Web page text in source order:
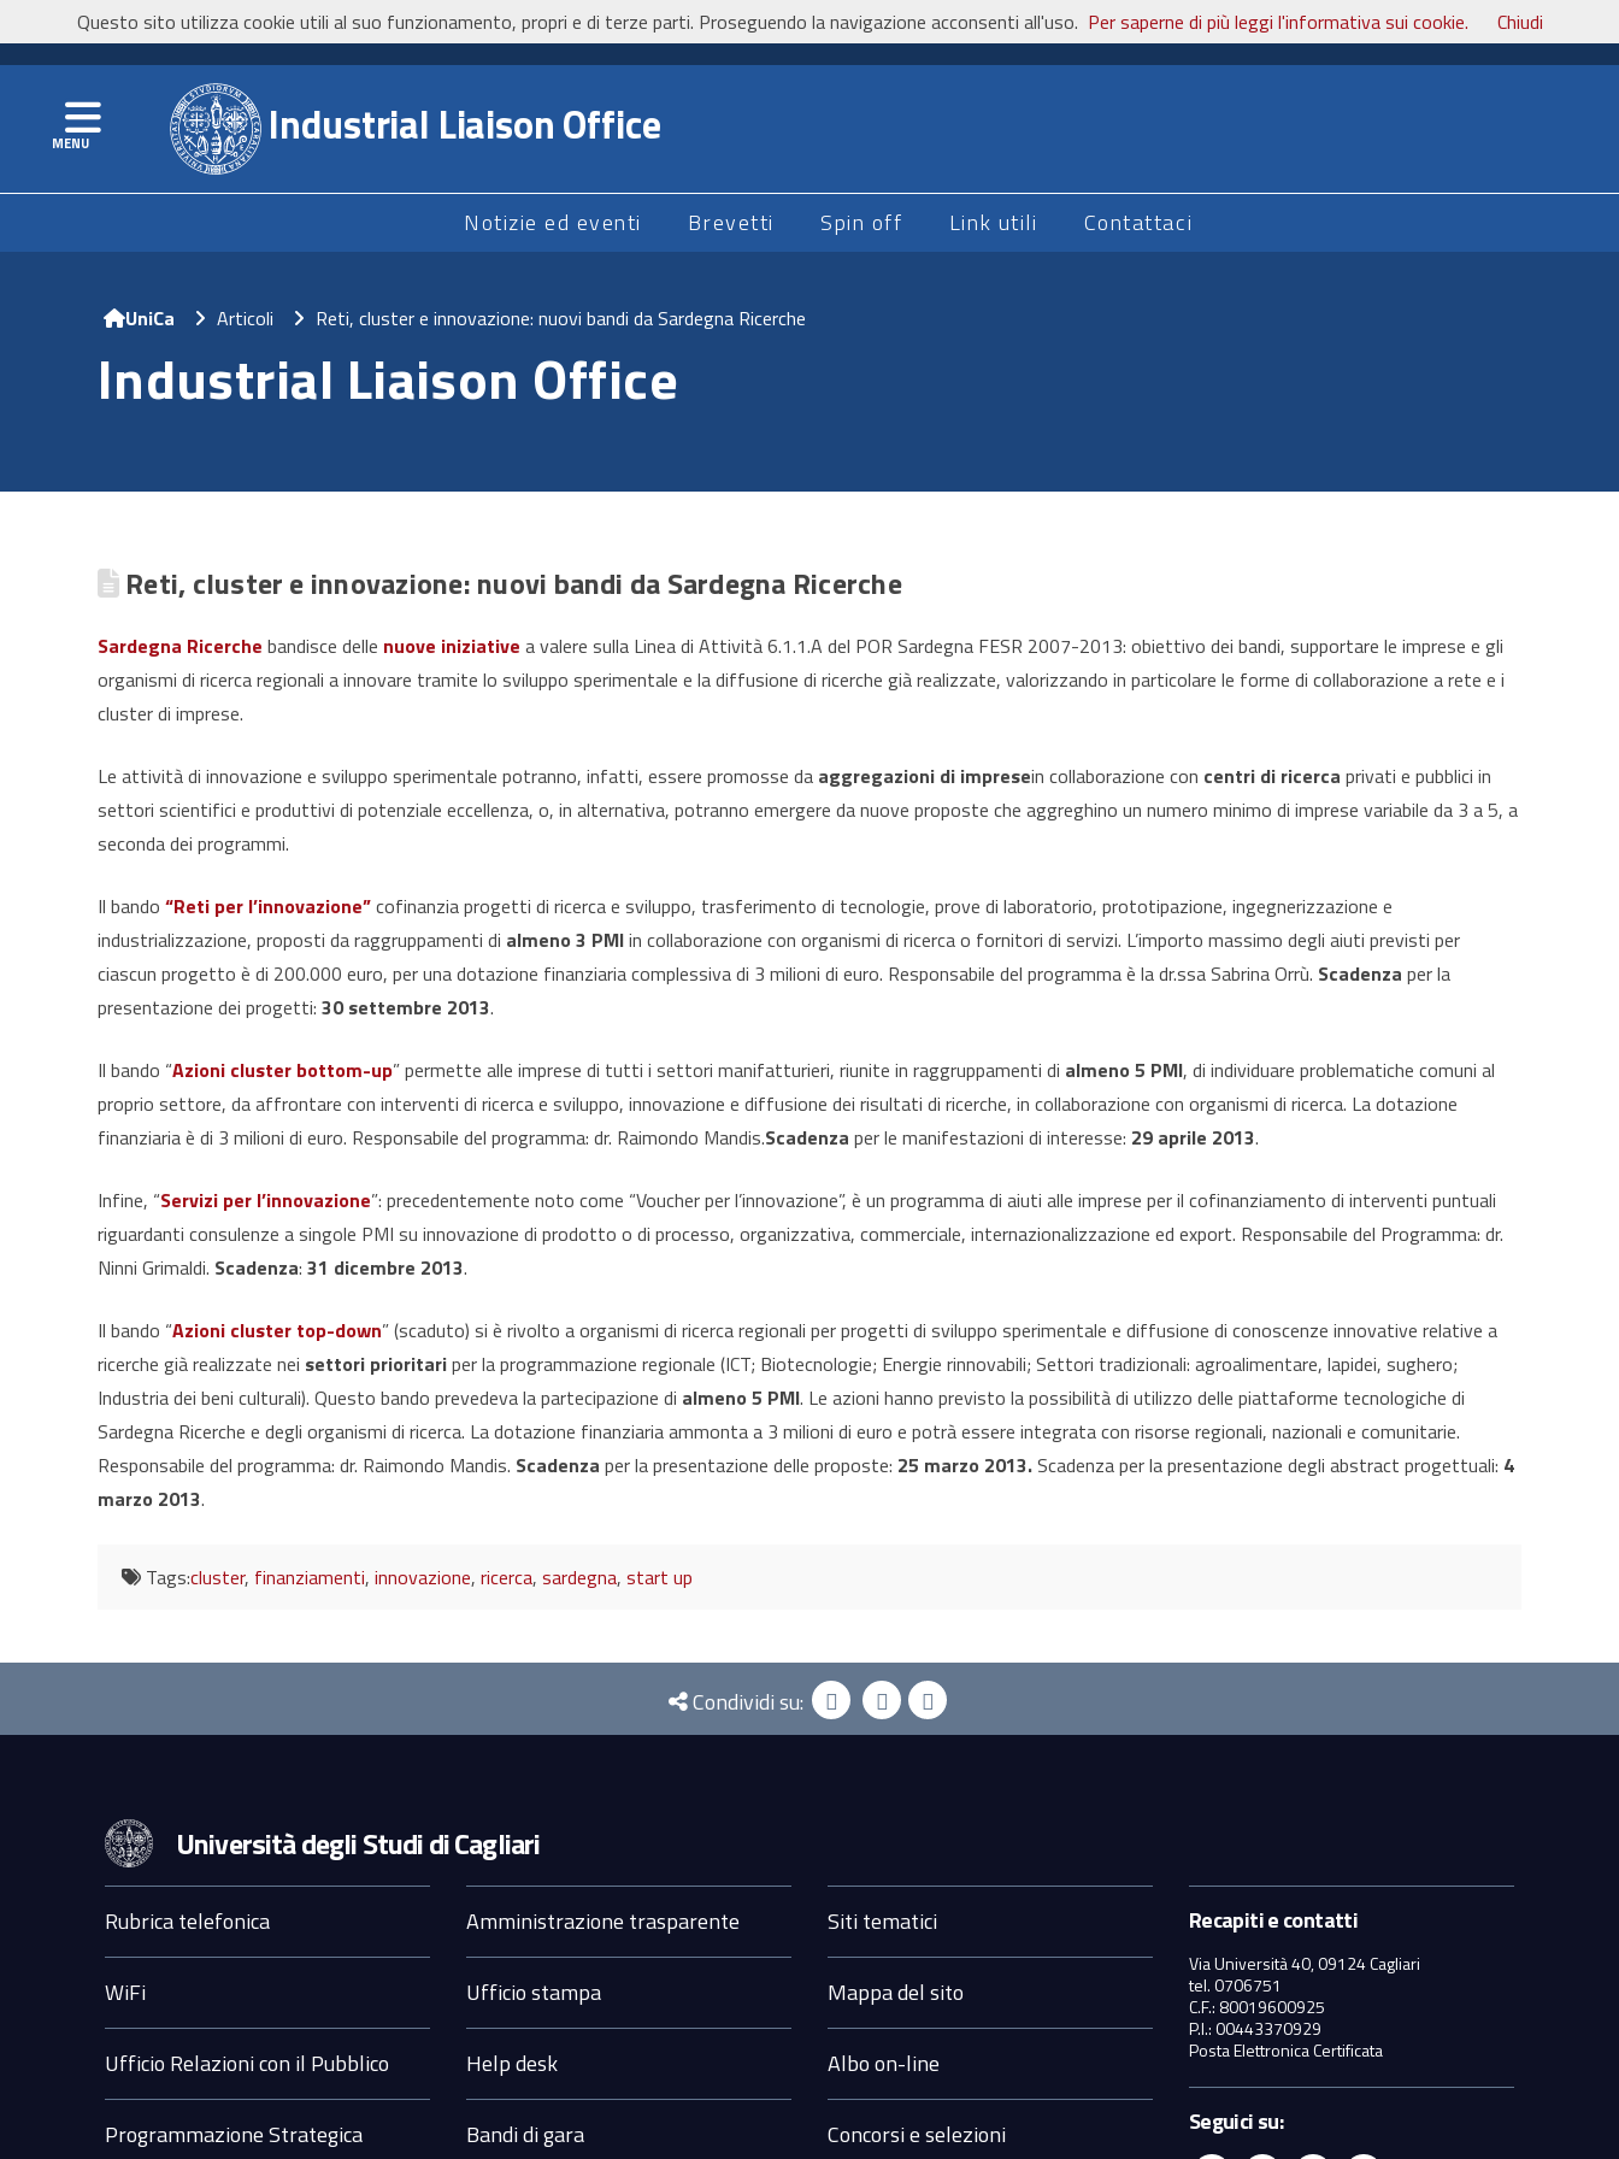
UniCa- Università degli Studi di Cagliari
Industrial Liaison Office
Navigation
Notizie ed eventi Brevetti Spin off Link utili Contattaci
Industrial Liaison Office
HomeArticoli Reti, cluster e innovazione: nuovi bandi da Sardegna Ricerche
Reti, cluster e innovazione: nuovi bandi da Sardegna Ricerche
Sardegna Ricerche bandisce delle nuove iniziative a valere sulla Linea di Attività 6.1.1.A del POR Sardegna FESR 2007-2013: obiettivo dei bandi, supportare le imprese e gli
organismi di ricerca regionali a innovare tramite lo sviluppo sperimentale e la diffusione di ricerche già realizzate, valorizzando in particolare le forme di collaborazione a rete e i
cluster di imprese.
Le attività di innovazione e sviluppo sperimentale potranno, infatti, essere promosse da aggregazioni di impresein collaborazione con centri di ricerca privati e pubblici in
settori scientifici e produttivi di potenziale eccellenza, o, in alternativa, potranno emergere da nuove proposte che aggreghino un numero minimo di imprese variabile da 3 a 5, a
seconda dei programmi.
Il bando “Reti per l’innovazione”cofinanzia progetti di ricerca e sviluppo, trasferimento di tecnologie, prove di laboratorio, prototipazione, ingegnerizzazione e
industrializzazione, proposti da raggruppamenti di almeno 3 PMIin collaborazione con organismi di ricerca o fornitori di servizi. L’importo massimo degli aiuti previsti per
ciascun progetto è di 200.000 euro, per una dotazione finanziaria complessiva di 3 milioni di euro. Responsabile del programma è la dr.ssa Sabrina Orrù. Scadenza per la
presentazione dei progetti: 30 settembre 2013.
Il bando “Azioni cluster bottom-up” permette alle imprese di tutti i settori manifatturieri, riunite in raggruppamenti di almeno 5 PMI, di individuare problematiche comuni al
proprio settore, da affrontare con interventi di ricerca e sviluppo, innovazione e diffusione dei risultati di ricerche, in collaborazione con organismi di ricerca. La dotazione
finanziaria è di 3 milioni di euro. Responsabile del programma: dr. Raimondo Mandis.Scadenza per le manifestazioni di interesse: 29 aprile 2013.
Infine, “Servizi per l’innovazione”: precedentemente noto come “Voucher per l’innovazione”, è un programma di aiuti alle imprese per il cofinanziamento di interventi puntuali
riguardanti consulenze a singole PMI su innovazione di prodotto o di processo, organizzativa, commerciale, internazionalizzazione ed export. Responsabile del Programma: dr.
Ninni Grimaldi. Scadenza: 31 dicembre 2013.
Il bando “Azioni cluster top-down” (scaduto) si è rivolto a organismi di ricerca regionali per progetti di sviluppo sperimentale e diffusione di conoscenze innovative relative a
ricerche già realizzate nei settori prioritariper la programmazione regionale (ICT; Biotecnologie; Energie rinnovabili; Settori tradizionali: agroalimentare, lapidei, sughero;
Industria dei beni culturali). Questo bando prevedeva la partecipazione di almeno 5 PMI. Le azioni hanno previsto la possibilità di utilizzo delle piattaforme tecnologiche di
Sardegna Ricerche e degli organismi di ricerca. La dotazione finanziaria ammonta a 3 milioni di euro e potrà essere integrata con risorse regionali, nazionali e comunitarie.
Responsabile del programma: dr. Raimondo Mandis. Scadenza per la presentazione delle proposte: 25 marzo 2013.Scadenza per la presentazione degli abstract progettuali: 4
marzo 2013.
Tags:cluster, finanziamenti,innovazione,ricerca,sardegna,start up
Condividi su:
Università degli Studi di Cagliari
Sezione
Footer
Rubrica telefonica
WiFi
Ufficio Relazioni con il Pubblico
Programmazione Strategica
Amministrazione trasparente
Ufficio stampa
Help desk
Bandi di gara
Siti tematici
Mappa del sito
Albo on-line
Concorsi e selezioni
Recapiti e contatti
Via Università 40, 09124 Cagliari
tel. 0706751
C.F.: 80019600925
P.I.: 00443370929
Posta Elettronica Certificata
Seguici su:
Questo sito utilizza cookie utili al suo funzionamento, propri e di terze parti. Proseguendo la navigazione acconsenti all'uso. Per saperne di più leggi l'informativa sui cookie. Chiudi